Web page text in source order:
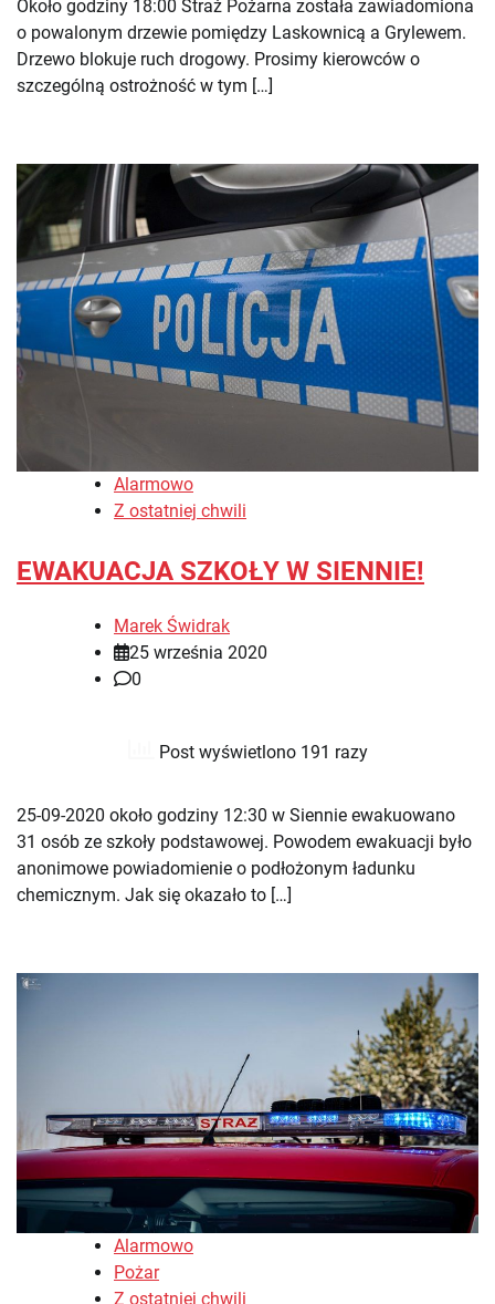
Około godziny 18:00 Straż Pożarna została zawiadomiona
o powalonym drzewie pomiędzy Laskownicą a Grylewem.
Drzewo blokuje ruch drogowy. Prosimy kierowców o
szczególną ostrożność w tym […]
Alarmowo
Z ostatniej chwili
EWAKUACJA SZKOŁY W SIENNIE!
Marek Świdrak
25 września 2020
0
Post wyświetlono 191 razy
25-09-2020 około godziny 12:30 w Siennie ewakuowano
31 osób ze szkoły podstawowej. Powodem ewakuacji było
anonimowe powiadomienie o podłożonym ładunku
chemicznym. Jak się okazało to […]
Alarmowo
Pożar
Z ostatniej chwili